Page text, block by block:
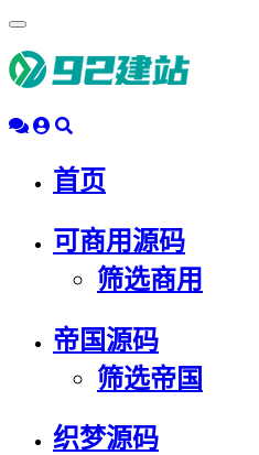
动
导
首页
可商用源码
筛选商用
帝国源码
筛选帝国
织梦源码